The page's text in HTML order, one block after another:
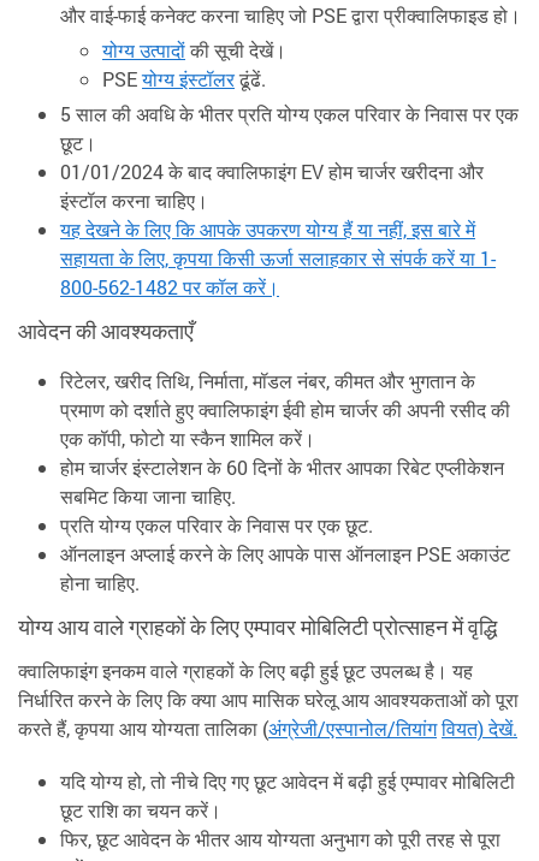
और वाई-फाई कनेक्ट करना चाहिए जो PSE द्वारा प्रीक्वालिफाइड हो।
योग्य उत्पादोंकी सूची देखें।
PSEयोग्य इंस्टॉलरढूंढें.
5 साल की अवधि के भीतर प्रति योग्य एकल परिवार के निवास पर एक
छूट।
01/01/2024 के बाद क्वालिफाइंग EV होम चार्जर खरीदना और
इंस्टॉल करना चाहिए।
यह देखने के लिए कि आपके उपकरण योग्य हैं या नहीं, इस बारे में
सहायता के लिए, कृपया किसी ऊर्जा सलाहकार से संपर्क करें या 1-
800-562-1482 पर कॉल करें।
आवेदन की आवश्यकताएँ
रिटेलर, खरीद तिथि, निर्माता, मॉडल नंबर, कीमत और भुगतान के
प्रमाण को दर्शाते हुए क्वालिफाइंग ईवी होम चार्जर की अपनी रसीद की
एक कॉपी, फोटो या स्कैन शामिल करें।
होम चार्जर इंस्टालेशन के 60 दिनों के भीतर आपका रिबेट एप्लीकेशन
सबमिट किया जाना चाहिए.
प्रति योग्य एकल परिवार के निवास पर एक छूट.
ऑनलाइन अप्लाई करने के लिए आपके पास ऑनलाइन PSE अकाउंट
होना चाहिए.
योग्य आय वाले ग्राहकों के लिए एम्पावर मोबिलिटी प्रोत्साहन में वृद्धि
क्वालिफाइंग इनकम वाले ग्राहकों के लिए बढ़ी हुई छूट उपलब्ध है। यह
निर्धारित करने के लिए कि क्या आप मासिक घरेलू आय आवश्यकताओं को पूरा
करते हैं, कृपया आय योग्यता तालिका (अंग्रेजी/एस्पानोल/तियांगवियत) देखें.
यदि योग्य हो, तो नीचे दिए गए छूट आवेदन में बढ़ी हुई एम्पावर मोबिलिटी
छूट राशि का चयन करें।
फिर, छूट आवेदन के भीतर आय योग्यता अनुभाग को पूरी तरह से पूरा